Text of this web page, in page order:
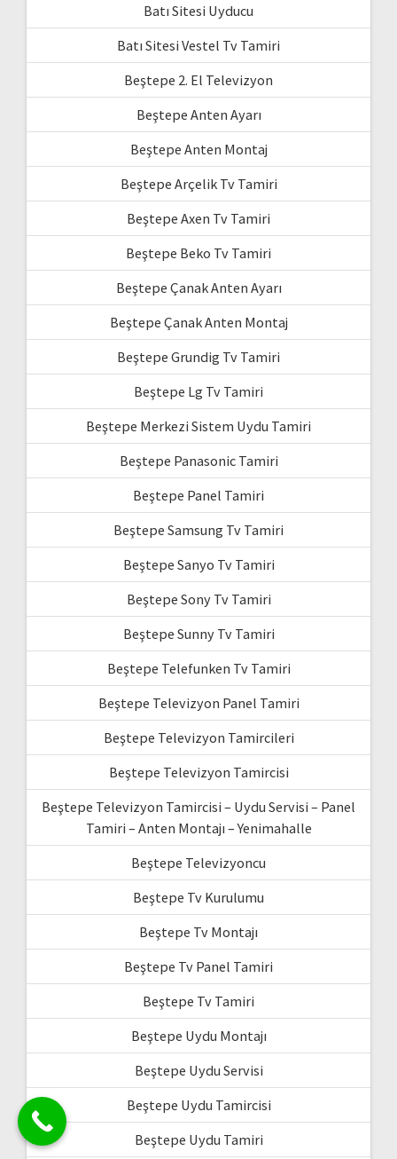
Batı Sitesi Uyducu
Batı Sitesi Vestel Tv Tamiri
Beştepe 2. El Televizyon
Beştepe Anten Ayarı
Beştepe Anten Montaj
Beştepe Arçelik Tv Tamiri
Beştepe Axen Tv Tamiri
Beştepe Beko Tv Tamiri
Beştepe Çanak Anten Ayarı
Beştepe Çanak Anten Montaj
Beştepe Grundig Tv Tamiri
Beştepe Lg Tv Tamiri
Beştepe Merkezi Sistem Uydu Tamiri
Beştepe Panasonic Tamiri
Beştepe Panel Tamiri
Beştepe Samsung Tv Tamiri
Beştepe Sanyo Tv Tamiri
Beştepe Sony Tv Tamiri
Beştepe Sunny Tv Tamiri
Beştepe Telefunken Tv Tamiri
Beştepe Televizyon Panel Tamiri
Beştepe Televizyon Tamircileri
Beştepe Televizyon Tamircisi
Beştepe Televizyon Tamircisi – Uydu Servisi – Panel
Tamiri – Anten Montajı – Yenimahalle
Beştepe Televizyoncu
Beştepe Tv Kurulumu
Beştepe Tv Montajı
Beştepe Tv Panel Tamiri
Beştepe Tv Tamiri
Beştepe Uydu Montajı
Beştepe Uydu Servisi
Beştepe Uydu Tamircisi
Beştepe Uydu Tamiri